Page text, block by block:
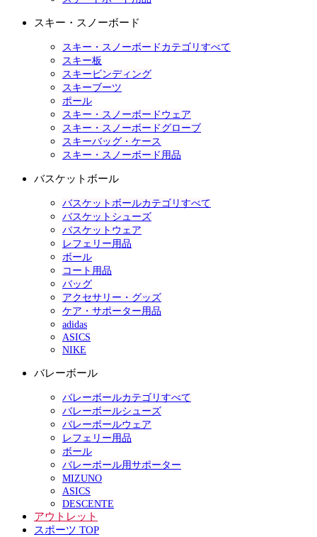
スキー・スノーボード
スキー・スノーボードカテゴリすべて
スキー板
スキービンディング
スキーブーツ
ポール
スキー・スノーボードウェア
スキー・スノーボードグローブ
スキーバッグ・ケース
スキー・スノーボード用品
バスケットボール
バスケットボールカテゴリすべて
バスケットシューズ
バスケットウェア
レフェリー用品
ボール
コート用品
バッグ
アクセサリー・グッズ
ケア・サポーター用品
adidas
ASICS
NIKE
バレーボール
バレーボールカテゴリすべて
バレーボールシューズ
バレーボールウェア
レフェリー用品
ボール
バレーボール用サポーター
MIZUNO
ASICS
DESCENTE
アウトレット
スポーツ TOP